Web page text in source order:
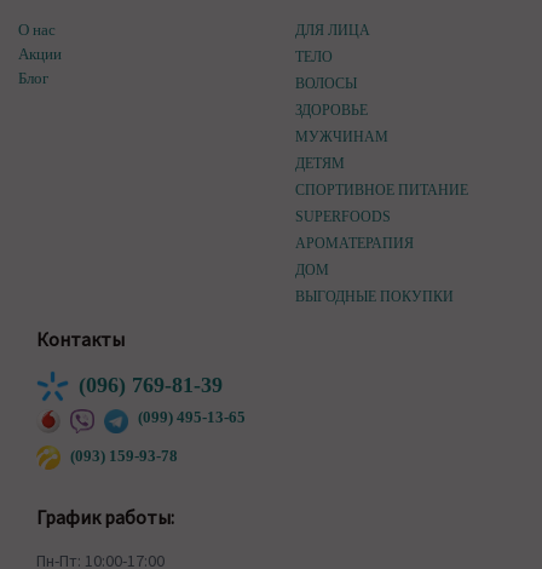
О нас
Акции
Блог
ДЛЯ ЛИЦА
ТЕЛО
ВОЛОСЫ
ЗДОРОВЬЕ
МУЖЧИНАМ
ДЕТЯМ
СПОРТИВНОЕ ПИТАНИЕ
SUPERFOODS
АРОМАТЕРАПИЯ
ДОМ
ВЫГОДНЫЕ ПОКУПКИ
Контакты
(096) 769-81-39
(099) 495-13-65
(093) 159-93-78
График работы:
Пн-Пт: 10:00-17:00